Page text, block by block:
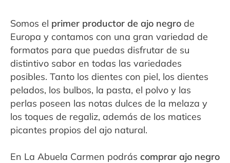
Somos el primer productor de ajo negro de
Europa y contamos con una gran variedad de
formatos para que puedas disfrutar de su
distintivo sabor en todas las variedades
posibles. Tanto los dientes con piel, los dientes
pelados, los bulbos, la pasta, el polvo y las
perlas poseen las notas dulces de la melaza y
los toques de regaliz, además de los matices
picantes propios del ajo natural.
En La Abuela Carmen podrás comprar ajo negro